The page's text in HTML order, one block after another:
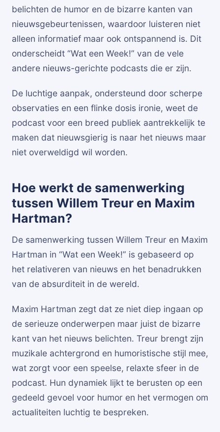
belichten de humor en de bizarre kanten van
nieuwsgebeurtenissen, waardoor luisteren niet
alleen informatief maar ook ontspannend is. Dit
onderscheidt “Wat een Week!” van de vele
andere nieuws-gerichte podcasts die er zijn.
De luchtige aanpak, ondersteund door scherpe
observaties en een flinke dosis ironie, weet de
podcast voor een breed publiek aantrekkelijk te
maken dat nieuwsgierig is naar het nieuws maar
niet overweldigd wil worden.
Hoe werkt de samenwerking
tussen Willem Treur en Maxim
Hartman?
De samenwerking tussen Willem Treur en Maxim
Hartman in “Wat een Week!” is gebaseerd op
het relativeren van nieuws en het benadrukken
van de absurditeit in de wereld.
Maxim Hartman zegt dat ze niet diep ingaan op
de serieuze onderwerpen maar juist de bizarre
kant van het nieuws belichten. Treur brengt zijn
muzikale achtergrond en humoristische stijl mee,
wat zorgt voor een speelse, relaxte sfeer in de
podcast. Hun dynamiek lijkt te berusten op een
gedeeld gevoel voor humor en het vermogen om
actualiteiten luchtig te bespreken.